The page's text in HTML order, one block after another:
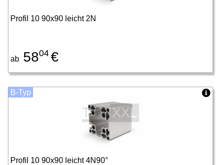
Profil 10 90x90 leicht 2N
ab 5804 €
Profil 10 90x90 leicht 4N90°
B-Typ